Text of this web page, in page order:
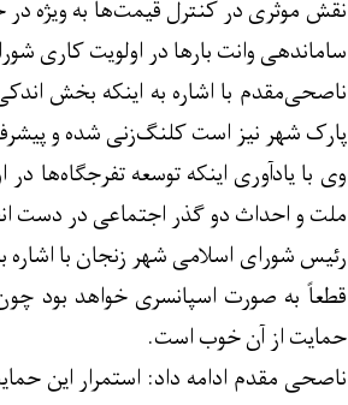
ساماندهی وانت بارها در اولویت کاری
ناصحی‌مقدم با اشاره به اینکه بخش
پارک شهر نیز است کلنگ‌زنی شده و
وی با یادآوری اینکه توسعه تفرجگاه‌ها
ملت و احداث دو گذر اجتماعی در دست
رئیس شورای اسلامی شهر زنجان با
قطعاً به صورت اسپانسری خواهد بود
حمایت از آن خوب است.
ناصحی مقدم ادامه داد: استمرار این